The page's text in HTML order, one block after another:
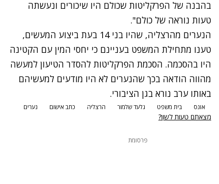
בהבנה של הפרקליטות שכולם היו שיכורים ונעשתה
טעות נוראה של כולם".
הנערים מהרצליה, שהיו בני 14 בעת ביצוע המעשים,
טענו מתחילת המשפט בעניינם כי יחסי המין עם הקטינה
היו בהסכמה. הסכמת הפרקליטות להסדר הטיעון למעשה
מהווה הודאה בכך שהנערים לא היו מודעים למעשיהם
באותו ערב נורא בגן הציבורי.
אונס בית משפט גלעד שלמור הרצליה כתב אישום נערים
מצאתם טעות לשון?
פרסומת